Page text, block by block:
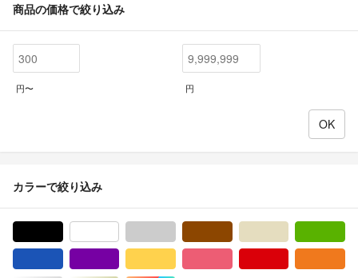
商品の価格で絞り込み
円〜 円
カラーで絞り込み